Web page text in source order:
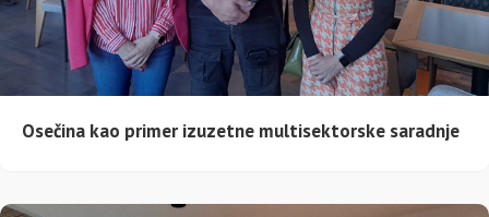
Osečina kao primer izuzetne multisektorske saradnje